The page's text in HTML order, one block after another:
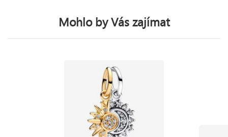
Mohlo by Vás zajímat